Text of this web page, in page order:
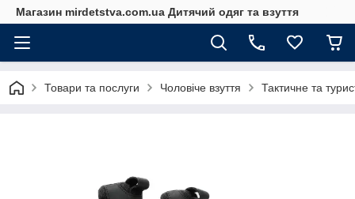
Магазин mirdetstva.com.ua Дитячий одяг та взуття
Товари та послуги Чоловіче взуття Тактичне та